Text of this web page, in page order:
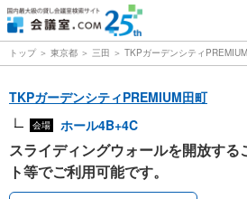
トップ 東京都 三田 TKPガーデンシティ
TKPガーデンシティPREMIUM田町
会場 ホール4B+4C
スライディングウォールを開放する
ト等でご利用可能です。